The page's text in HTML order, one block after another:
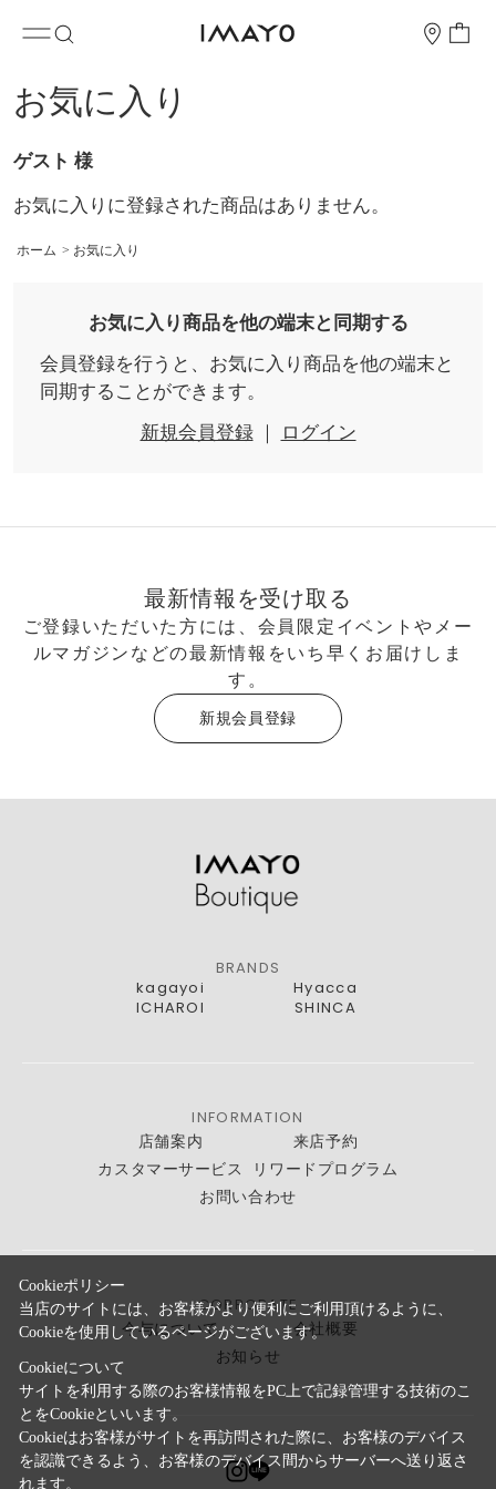
お気に入り
ゲスト 様
お気に入りに登録された商品はありません。
ホーム > お気に入り
お気に入り商品を他の端末と同期する
会員登録を行うと、お気に入り商品を他の端末と
同期することができます。
新規会員登録｜ ログイン
最新情報を受け取る
ご登録いただいた方には、会員限定イベントやメー
ルマガジンなどの最新情報をいち早くお届けしま
す。
新規会員登録
BRANDS
kagayoi
Hyacca
ICHAROI
SHINCA
INFORMATION
店舗案内
来店予約
カスタマーサービス
リワードプログラム
お問い合わせ
CORPORATE
今与について
会社概要
お知らせ
Cookieポリシー
当店のサイトには、お客様がより便利にご利用頂けるように、
Cookieを使用しているページがございます。
Cookieについて
サイトを利用する際のお客様情報をPC上で記録管理する技術のこ
とをCookieといいます。
Cookieはお客様がサイトを再訪問された際に、お客様のデバイス
を認識できるよう、お客様のデバイス間からサーバーへ送り返さ
れます。